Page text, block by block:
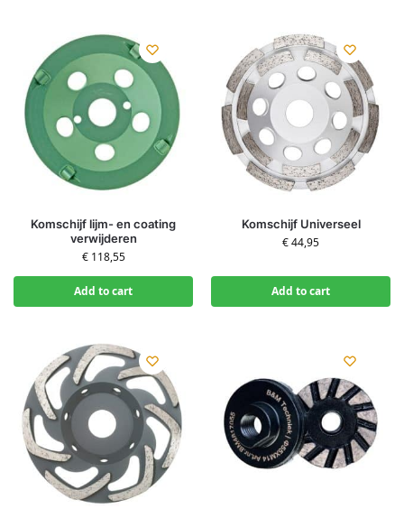
Komschijf lijm- en coating
verwijderen
€118,55
Add to cart
Komschijf Universeel
€44,95
Add to cart